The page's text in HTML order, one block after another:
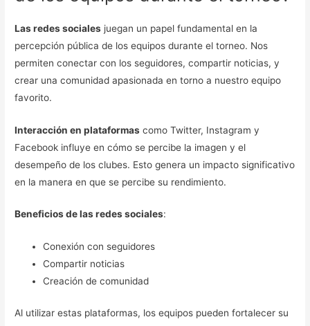
Las redes sociales juegan un papel fundamental en la
percepción pública de los equipos durante el torneo. Nos
permiten conectar con los seguidores, compartir noticias, y
crear una comunidad apasionada en torno a nuestro equipo
favorito.
Interacción en plataformas como Twitter, Instagram y
Facebook influye en cómo se percibe la imagen y el
desempeño de los clubes. Esto genera un impacto significativo
en la manera en que se percibe su rendimiento.
Beneficios de las redes sociales:
Conexión con seguidores
Compartir noticias
Creación de comunidad
Al utilizar estas plataformas, los equipos pueden fortalecer su